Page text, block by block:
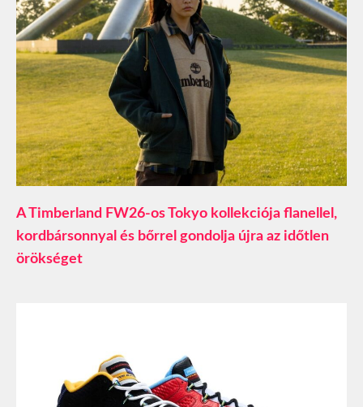
A Timberland FW26-os Tokyo kollekciója flanellel,
kordbársonnyal és bőrrel gondolja újra az időtlen
örökséget